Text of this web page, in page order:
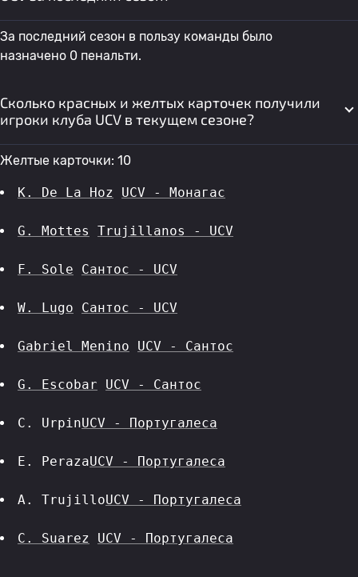
За последний сезон в пользу команды было
назначено 0 пенальти.
Сколько красных и желтых карточек получили
игроки клуба UCV в текущем сезоне?
Желтые карточки: 10
K. De La Hoz UCV - Монагас
G. Mottes Trujillanos - UCV
F. Sole Сантос - UCV
W. Lugo Сантос - UCV
Gabriel Menino UCV - Сантос
G. Escobar UCV - Сантос
C. UrpinUCV - Португалеса
E. PerazaUCV - Португалеса
A. TrujilloUCV - Португалеса
C. Suarez UCV - Португалеса